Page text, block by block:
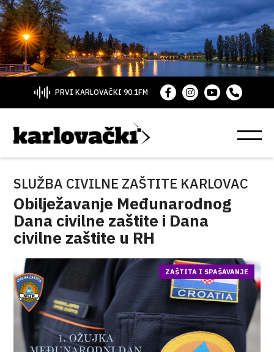
PRVI KARLOVAČKI 90.1FM
SLUŽBA CIVILNE ZAŠTITE KARLOVAC
Obilježavanje Međunarodnog
Dana civilne zaštite i Dana
civilne zaštite u RH
ZAŠTITA I SPAŠAVANJE